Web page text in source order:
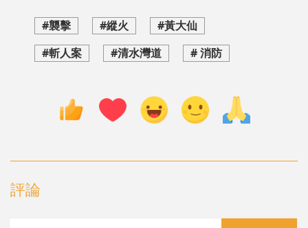
#襲擊 #縱火
#黃大仙
#斬人案
#清水灣道 # 消防
評論